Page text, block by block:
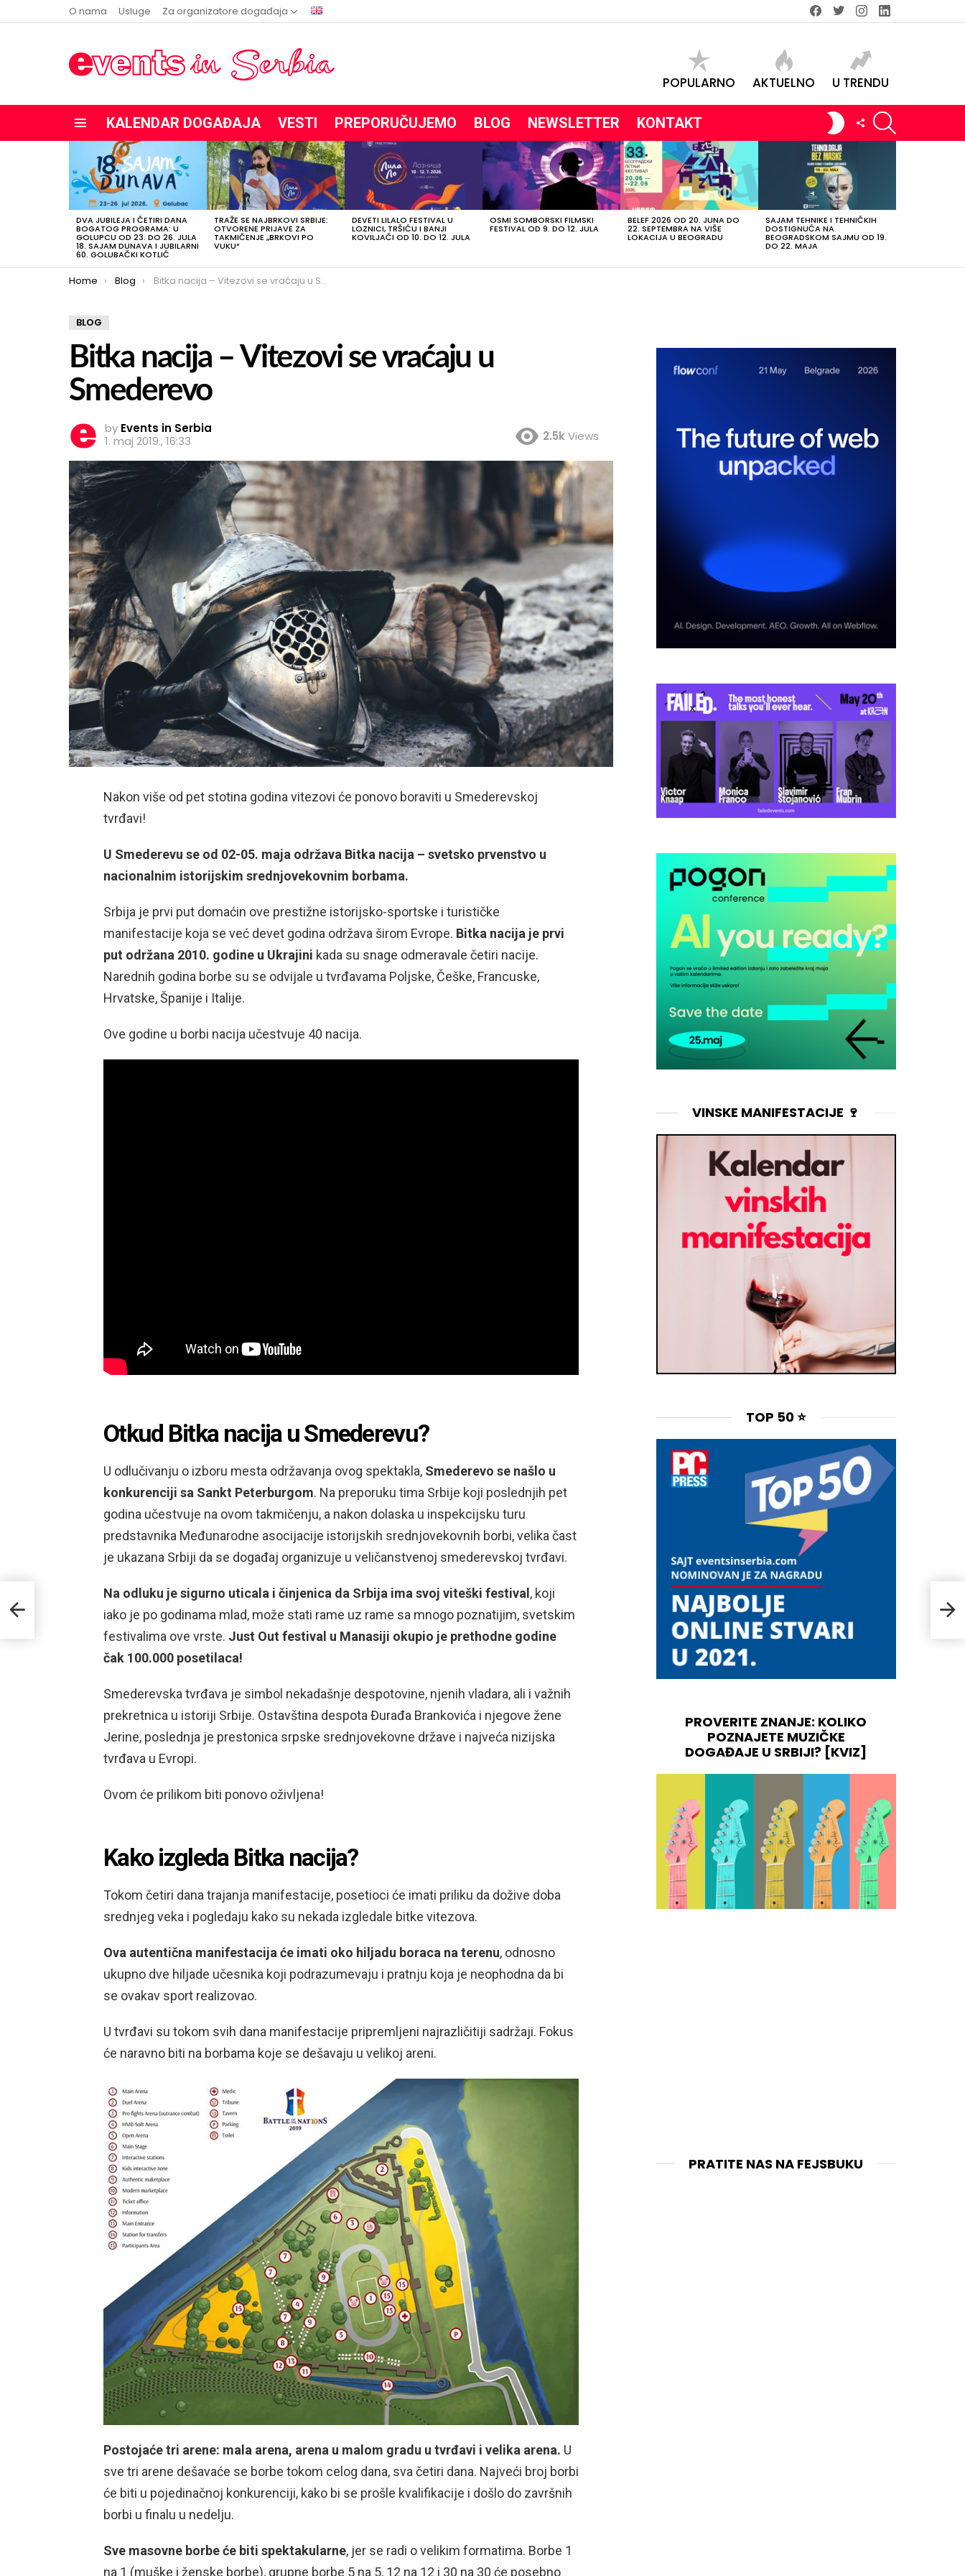
O nama Usluge Za organizatore događaja Facebook
Twitterinstagramlinkedin
POPULARNO AKTUELNO U TRENDU
KALENDAR DOGAĐAJA VESTI PREPORUČUJEMO BLOG NEWSLETTER KONTAKT
SWITCH
SKIN
FOLLOW
US
POSLEDNJE
OBJAVE
DVA JUBILEJA I ČETIRI DANA
BOGATOG PROGRAMA: U
GOLUPCU OD 23. DO 26. JULA
18. SAJAM DUNAVA I JUBILARNI
60. GOLUBAČKI KOTLIĆ
TRAŽE SE NAJBRKOVI SRBIJE:
OTVORENE PRIJAVE ZA
TAKMIČENJE „BRKOVI PO
VUKU“
DEVETI LILALO FESTIVAL U
LOZNICI, TRŠIĆU I BANJI
KOVILJAČI OD 10. DO 12. JULA
OSMI SOMBORSKI FILMSKI
FESTIVAL OD 9. DO 12. JULA
BELEF 2026 OD 20. JUNA DO
22. SEPTEMBRA NA VIŠE
LOKACIJA U BEOGRADU
SAJAM TEHNIKE I TEHNIČKIH
DOSTIGNUĆA NA
BEOGRADSKOM SAJMU OD 19.
DO 22. MAJA
You are here:
Home Blog Bitka nacija – Vitezovi se vraćaju u Smederevo
BLOG
Bitka nacija – Vitezovi se vraćaju u
Smederevo
by Events in Serbia
1. maj 2019., 16:33
2.5kViews
Nakon više od pet stotina godina vitezovi će ponovo boraviti u Smederevskoj
tvrđavi!
U Smederevu se od 02-05. maja održava Bitka nacija – svetsko prvenstvo u
nacionalnim istorijskim srednjovekovnim borbama.
Srbija je prvi put domaćin ove prestižne istorijsko-sportske i turističke
manifestacije koja se već devet godina održava širom Evrope. Bitka nacija je prvi
put održana 2010. godine u Ukrajini kada su snage odmeravale četiri nacije.
Narednih godina borbe su se odvijale u tvrđavama Poljske, Češke, Francuske,
Hrvatske, Španije i Italije.
Ove godine u borbi nacija učestvuje 40 nacija.
Otkud Bitka nacija u Smederevu?
U odlučivanju o izboru mesta održavanja ovog spektakla, Smederevo se našlo u
konkurenciji sa Sankt Peterburgom. Na preporuku tima Srbije koji poslednjih pet
godina učestvuje na ovom takmičenju, a nakon dolaska u inspekcijsku turu
predstavnika Međunarodne asocijacije istorijskih srednjovekovnih borbi, velika čast
je ukazana Srbiji da se događaj organizuje u veličanstvenoj smederevskoj tvrđavi.
Na odluku je sigurno uticala i činjenica da Srbija ima svoj viteški festival , koji
iako je po godinama mlad, može stati rame uz rame sa mnogo poznatijim, svetskim
festivalima ove vrste. Just Out festival u Manasiji okupio je prethodne godine
čak 100.000 posetilaca!
Smederevska tvrđava je simbol nekadašnje despotovine, njenih vladara, ali i važnih
prekretnica u istoriji Srbije. Ostavština despota Đurađa Brankovića i njegove žene
Jerine, poslednja je prestonica srpske srednjovekovne države i najveća nizijska
tvrđava u Evropi.
Ovom će prilikom biti ponovo oživljena!
Kako izgleda Bitka nacija?
Tokom četiri dana trajanja manifestacije, posetioci će imati priliku da dožive doba
srednjeg veka i pogledaju kako su nekada izgledale bitke vitezova.
Ova autentična manifestacija će imati oko hiljadu boraca na terenu, odnosno
ukupno dve hiljade učesnika koji podrazumevaju i pratnju koja je neophodna da bi
se ovakav sport realizovao.
U tvrđavi su tokom svih dana manifestacije pripremljeni najrazličitiji sadržaji. Fokus
će naravno biti na borbama koje se dešavaju u velikoj areni.
Postojaće tri arene: mala arena, arena u malom gradu u tvrđavi i velika arena. U
sve tri arene dešavaće se borbe tokom celog dana, sva četiri dana. Najveći broj borbi
će biti u pojedinačnoj konkurenciji, kako bi se prošle kvalifikacije i došlo do završnih
borbi u finalu u nedelju.
Sve masovne borbe će biti spektakularne, jer se radi o velikim formatima. Borbe 1
na 1 (muške i ženske borbe), grupne borbe 5 na 5, 12 na 12 i 30 na 30 će posebno
VINSKE MANIFESTACIJE 🍷
TOP 50 ⭐
PROVERITE ZNANJE: KOLIKO
POZNAJETE MUZIČKE
DOGAĐAJE U SRBIJI? [KVIZ]
PRATITE NAS NA FEJSBUKU